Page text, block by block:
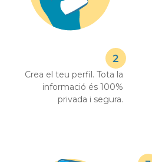
Crea el teu perfil. Tota la
informació és 100%
privada i segura.